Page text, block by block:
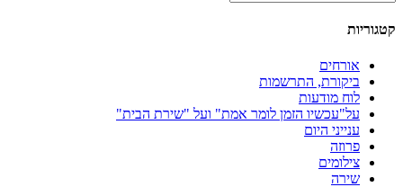
קטגוריות
אורחים
ביקורת, התרשמות
לוח מודעות
על"עכשיו הזמן לומר אמת" ועל "שירת הבית"
ענייני היום
פרוזה
צילומים
שירה